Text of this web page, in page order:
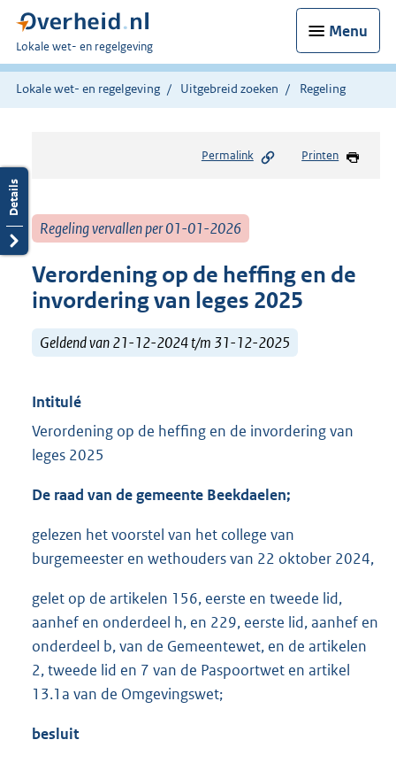
Menu
U
bent
hier:
Lokale wet- en regelgeving
Lokale wet- en regelgeving Uitgebreid zoeken Regeling
Permalink Printen
Regeling vervallen per 01-01-2026
Verordening op de heffing en de
invordering van leges 2025
Geldend van 21-12-2024 t/m 31-12-2025
Intitulé
Verordening op de heffing en de invordering van
leges 2025
De raad van de gemeente Beekdaelen;
gelezen het voorstel van het college van
burgemeester en wethouders van 22 oktober 2024,
gelet op de artikelen 156, eerste en tweede lid,
aanhef en onderdeel h, en 229, eerste lid, aanhef en
onderdeel b, van de Gemeentewet, en de artikelen
2, tweede lid en 7 van de Paspoortwet en artikel
13.1a van de Omgevingswet;
besluit